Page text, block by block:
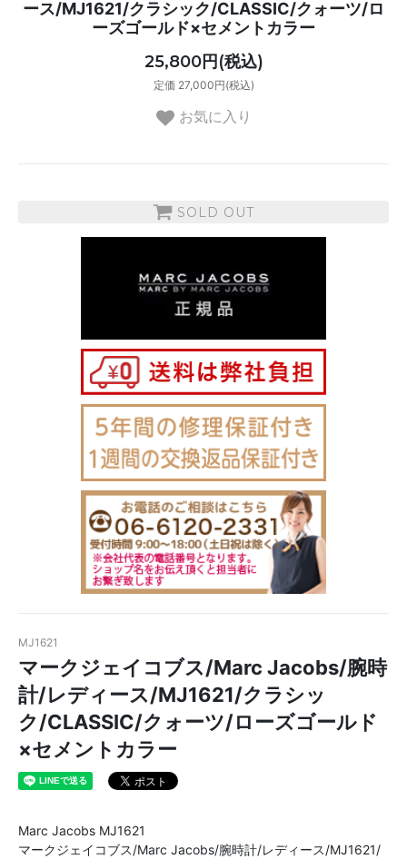
ース/MJ1621/クラシック/CLASSIC/クォーツ/ロ
ーズゴールド×セメントカラー
25,800円(税込)
定価 27,000円(税込)
お気に入り
SOLD OUT
MJ1621
マークジェイコブス/Marc Jacobs/腕時
計/レディース/MJ1621/クラシッ
ク/CLASSIC/クォーツ/ローズゴールド
×セメントカラー
Marc Jacobs MJ1621
マークジェイコブス/Marc Jacobs/腕時計/レディース/MJ1621/